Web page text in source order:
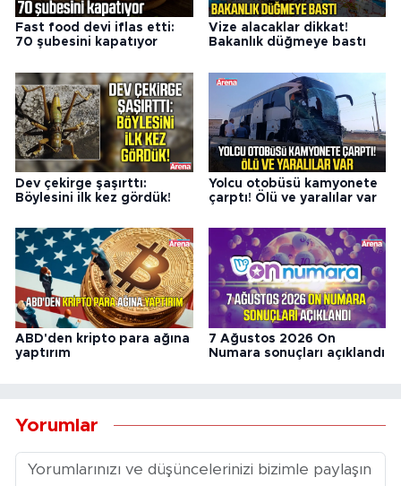
Fast food devi iflas etti:
70 şubesini kapatıyor
Vize alacaklar dikkat!
Bakanlık düğmeye bastı
Dev çekirge şaşırttı:
Böylesini ilk kez gördük!
Yolcu otobüsü kamyonete
çarptı! Ölü ve yaralılar var
ABD'den kripto para ağına
yaptırım
7 Ağustos 2026 On
Numara sonuçları açıklandı
Yorumlar